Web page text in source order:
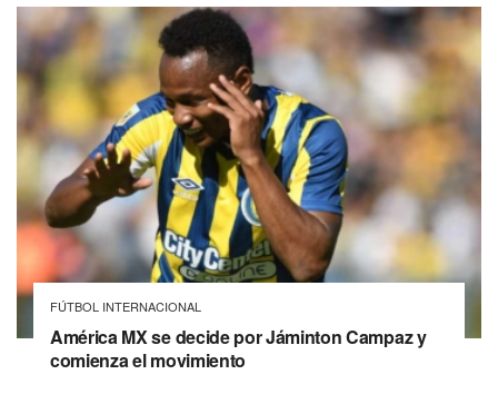
FÚTBOL INTERNACIONAL
América MX se decide por Jáminton Campaz y
comienza el movimiento